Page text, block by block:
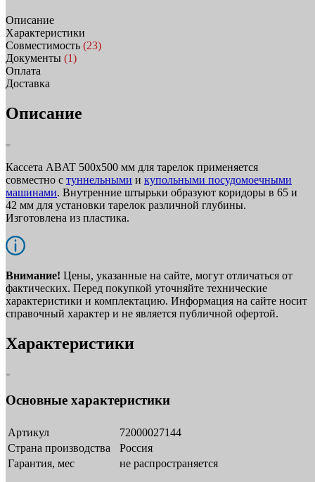
Описание
Характеристики
Совместимость (23)
Документы (1)
Оплата
Доставка
Описание
Кассета ABAT 500х500 мм для тарелок применяется
совместно с туннельными и купольными посудомоечными
машинами. Внутренние штырьки образуют коридоры в 65 и
42 мм для установки тарелок различной глубины.
Изготовлена из пластика.
Внимание! Цены, указанные на сайте, могут отличаться от
фактических. Перед покупкой уточняйте технические
характеристики и комплектацию. Информация на сайте носит
справочный характер и не является публичной офертой.
Характеристики
Основные характеристики
Артикул
72000027144
Страна производства
Россия
Гарантия, мес
не распространяется